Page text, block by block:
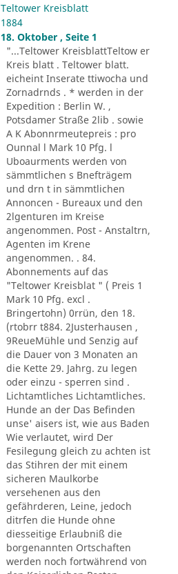
Teltower Kreisblatt
1884
18. Oktober , Seite 1
"...Teltower KreisblattTeltow er
Kreis blatt . Teltower blatt.
eicheint Inserate ttiwocha und
Zornadrnds . * werden in der
Expedition : Berlin W. ,
Potsdamer Straße 2lib . sowie
A K Abonnrmeutepreis : pro
Ounnal l Mark 10 Pfg. l
Uboaurments werden von
sämmtlichen s Bnefträgem
und drn t in sämmtlichen
Annoncen - Bureaux und den
2lgenturen im Kreise
angenommen. Post - Anstaltrn,
Agenten im Krene
angenommen. . 84.
Abonnements auf das
"Teltower Kreisblat " ( Preis 1
Mark 10 Pfg. excl .
Bringertohn) 0rrün, den 18.
(rtobrr t884. 2Justerhausen ,
9ReueMühle und Senzig auf
die Dauer von 3 Monaten an
die Kette 29. Jahrg. zu legen
oder einzu - sperren sind .
Lichtamtliches Lichtamtliches.
Hunde an der Das Befinden
unse' aisers ist, wie aus Baden
Wie verlautet, wird Der
Fesilegung gleich zu achten ist
das Stihren der mit einem
sicheren Maulkorbe
versehenen aus den
gefährderen, Leine, jedoch
ditrfen die Hunde ohne
diesseitige Erlaubniß die
borgenannten Ortschaften
werden noch fortwährend von